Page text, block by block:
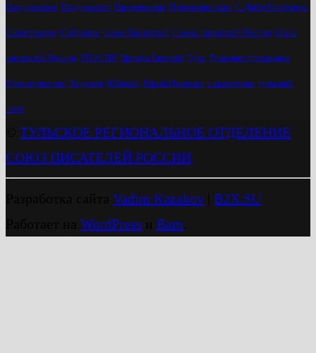
Поздравляем Поздравляет Презентация Приокские зори С Днём Рождения
Савостьянов Собрание Союз Писателей Союза писателей России Союз
писателей России ТРО СПР Трещев Евгений Тула Тульские суворовцы
Урок мужества Ходулин Юбилей Юрий Цкипури справочник тульский
поэт
ТУЛЬСКОЕ РЕГИОНАЛЬНОЕ ОТДЕЛЕНИЕ
СОЮЗ ПИСАТЕЛЕЙ РОССИИ
Vadim Kazakov
B2X.SU
WordPress Bam